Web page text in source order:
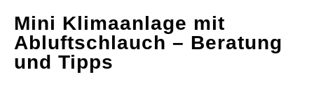
Mini Klimaanlage mit
Abluftschlauch – Beratung
und Tipps